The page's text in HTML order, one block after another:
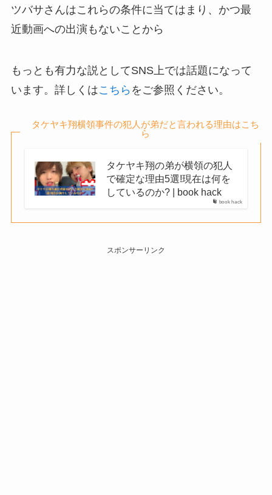
ツバサさんはこれらの条件に当てはまり、かつ最
近動画への出演もないことから
もっとも有力な説としてSNS上では話題になって
います。詳しくはこちら をご参照ください。
タケヤキ翔横領事件の犯人が弟だと言われる理由はこち
ら
book hack
タケヤキ翔の弟が横領の犯人
で確定な理由5選!現在は何を
しているのか? | book hack
スポンサーリンク